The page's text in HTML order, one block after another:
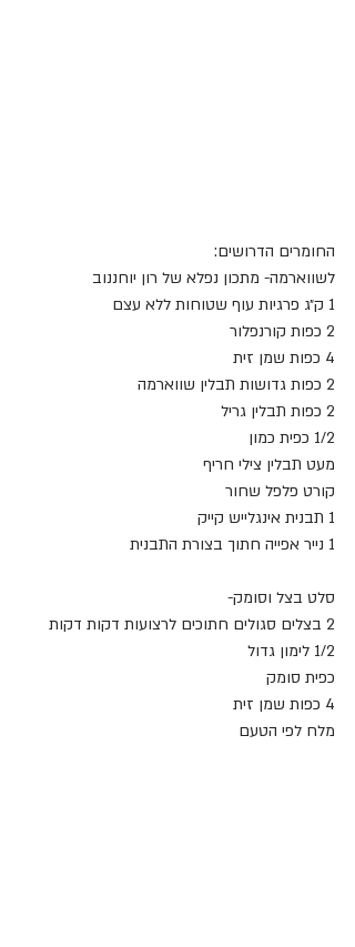
החומרים הדרושים:
לשווארמה- מתכון נפלא של רון יוחננוב
1 ק״ג פרגיות עוף שטוחות ללא עצם
2 כפות קורנפלור
4 כפות שמן זית
2 כפות גדושות תבלין שווארמה
2 כפות תבלין גריל
1/2 כפית כמון
מעט תבלין צילי חריף
קורט פלפל שחור
1 תבנית אינגלייש קייק
1 נייר אפייה חתוך בצורת התבנית
סלט בצל וסומק-
2 בצלים סגולים חתוכים לרצועות דקות דקות
1/2 לימון גדול
כפית סומק
4 כפות שמן זית
מלח לפי הטעם